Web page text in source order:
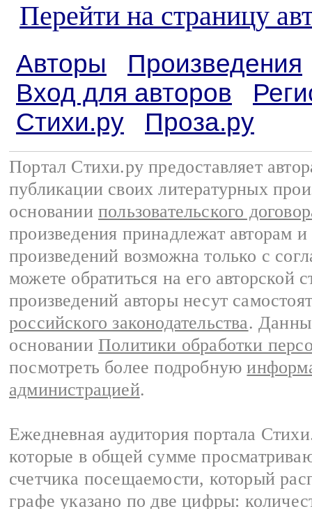
Перейти на страницу
Авторы
Произведения
Вход для авторов
Стихи.ру
Проза.ру
Портал Стихи.ру предоставляет
публикации своих литературных
основании пользовательского
произведения принадлежат авторам
произведений возможна только с
можете обратиться на его авторской
произведений авторы несут
российского законодательства.
основании Политики обработки
посмотреть более подробную
администрацией.
Ежедневная аудитория портала
которые в общей сумме
счетчика посещаемости, который
графе указано по две цифры: